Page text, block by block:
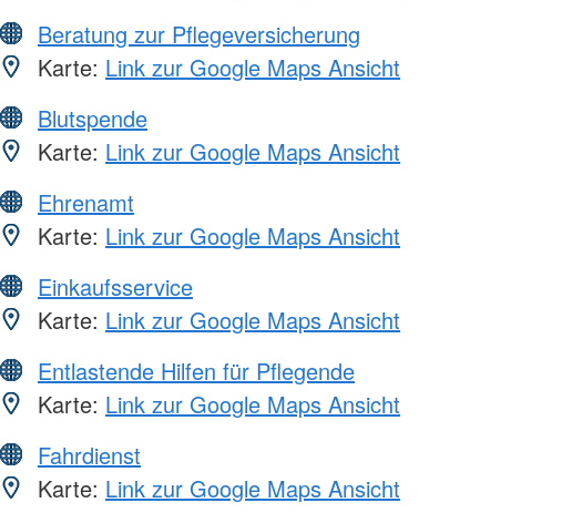
Beratung zur Pflegeversicherung
Karte: Link zur Google Maps Ansicht
Blutspende
Karte: Link zur Google Maps Ansicht
Ehrenamt
Karte: Link zur Google Maps Ansicht
Einkaufsservice
Karte: Link zur Google Maps Ansicht
Entlastende Hilfen für Pflegende
Karte: Link zur Google Maps Ansicht
Fahrdienst
Karte: Link zur Google Maps Ansicht